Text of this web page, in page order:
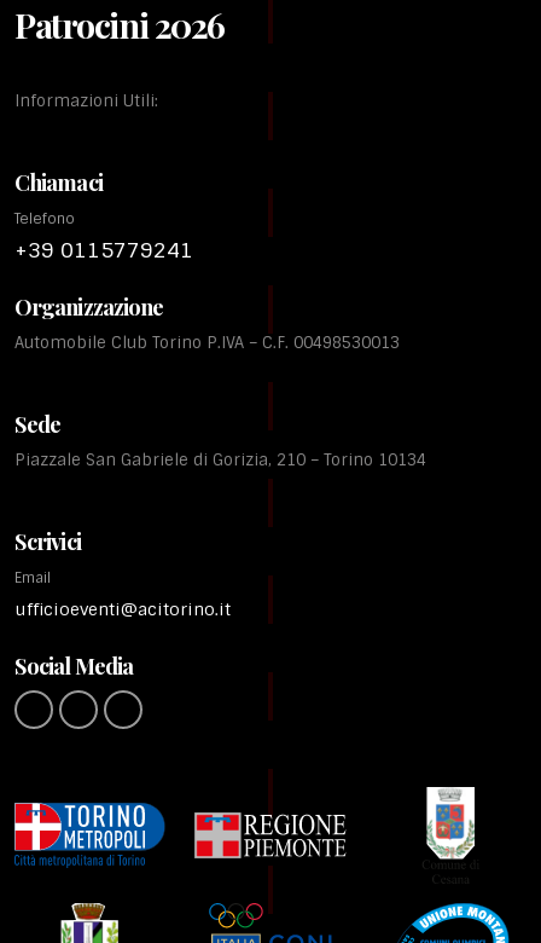
Patrocini 2026
Informazioni Utili:
Chiamaci
Telefono
+39 0115779241
Organizzazione
Automobile Club Torino P.IVA – C.F. 00498530013
Sede
Piazzale San Gabriele di Gorizia, 210 – Torino 10134
Scrivici
Email
ufficioeventi@acitorino.it
Social Media